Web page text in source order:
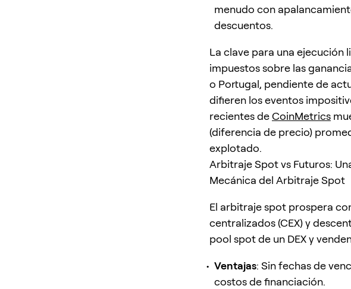
menudo con
descuentos.
La clave para una ejecución
impuestos sobre las
o Portugal, pendiente de
difieren los eventos
recientes deCoinMetrics
(diferencia de precio)
explotado.
Arbitraje Spot vs Futuros:
Mecánica del Arbitraje Spot
El arbitraje spot prospera
centralizados (CEX) y
pool spot de un DEX y
Ventajas: Sin fechas de
costos de financiación.